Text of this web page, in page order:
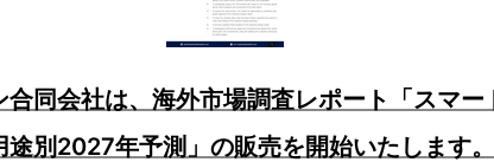
合同会社は、海外市場調査レポート「スマ
別2027年予測」の販売を開始いたします。